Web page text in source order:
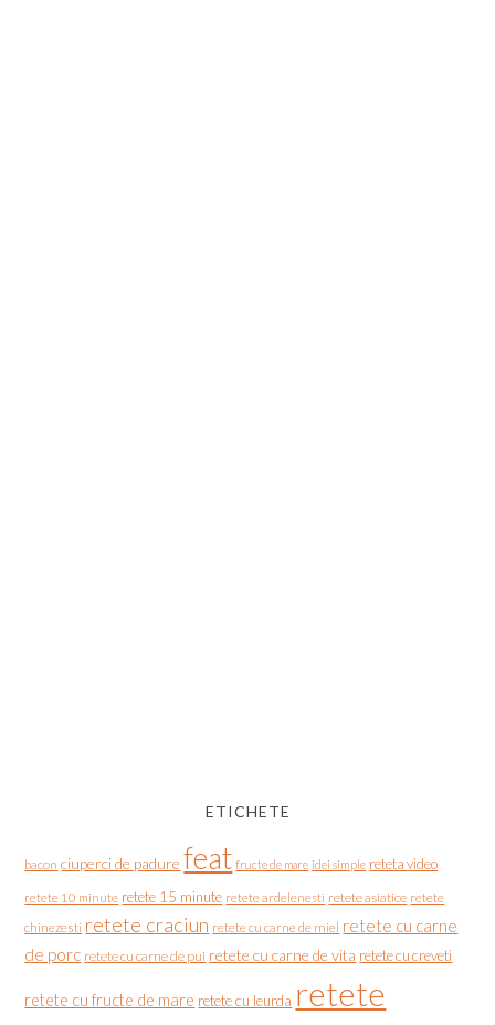
ETICHETE
bacon ciuperci de padure feat fructe de mare idei simple reteta video
retete 10 minute retete 15 minute retete ardelenesti retete asiatice retete
chinezesti retete craciun retete cu carne de miel retete cu carne
de porc retete cu carne de pui retete cu carne de vita retete cu creveti
retete cu fructe de mare retete cu leurda retete